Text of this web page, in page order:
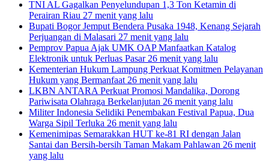
TNI AL Gagalkan Penyelundupan 1,3 Ton Ketamin di
Perairan Riau 27 menit yang lalu
Bupati Bogor Jemput Bendera Pusaka 1948, Kenang Sejarah
Perjuangan di Malasari 27 menit yang lalu
Pemprov Papua Ajak UMK OAP Manfaatkan Katalog
Elektronik untuk Perluas Pasar 26 menit yang lalu
Kementerian Hukum Lampung Perkuat Komitmen Pelayanan
Hukum yang Bermanfaat 26 menit yang lalu
LKBN ANTARA Perkuat Promosi Mandalika, Dorong
Pariwisata Olahraga Berkelanjutan 26 menit yang lalu
Militer Indonesia Selidiki Penembakan Festival Papua, Dua
Warga Sipil Terluka 26 menit yang lalu
Kemenimipas Semarakkan HUT ke-81 RI dengan Jalan
Santai dan Bersih-bersih Taman Makam Pahlawan 26 menit
yang lalu